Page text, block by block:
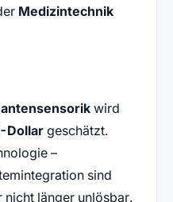
Medizintechnik
wird
Dollargeschätzt.
–
sind
länger unlösbar.